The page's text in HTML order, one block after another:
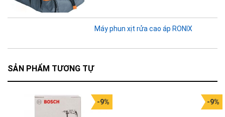
Máy phun xịt rửa cao áp RONIX
SẢN PHẨM TƯƠNG TỰ
-9% -9%